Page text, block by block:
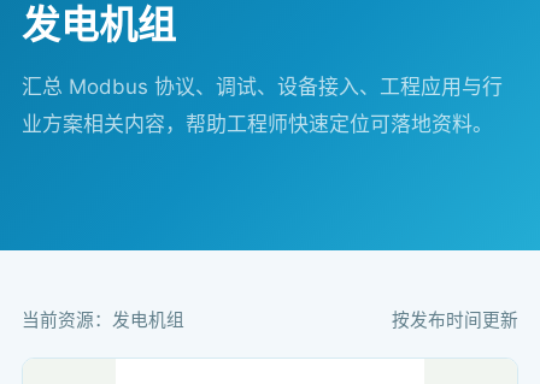
发电机组
汇总 Modbus 协议、调试、设备接入、工程应用与行
业方案相关内容，帮助工程师快速定位可落地资料。
当前资源：发电机组 按发布时间更新